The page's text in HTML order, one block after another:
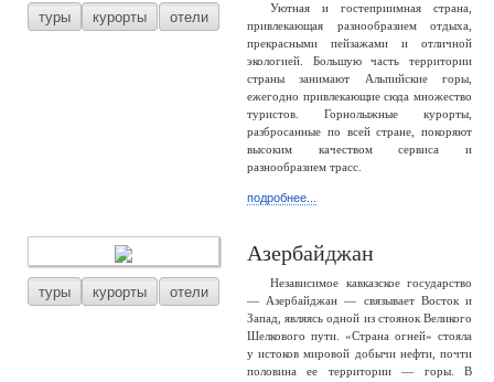
туры курорты отели
Уютная и гостеприимная страна,
привлекающая разнообразием отдыха,
прекрасными пейзажами и отличной
экологией. Большую часть территории
страны занимают Альпийские горы,
ежегодно привлекающие сюда множество
туристов. Горнолыжные курорты,
разбросанные по всей стране, покоряют
высоким качеством сервиса и
разнообразием трасс.
подробнее...
туры курорты отели
Азербайджан
Независимое кавказское государство
— Азербайджан — связывает Восток и
Запад, являясь одной из стоянок Великого
Шелкового пути. «Страна огней» стояла
у истоков мировой добычи нефти, почти
половина ее территории — горы. В